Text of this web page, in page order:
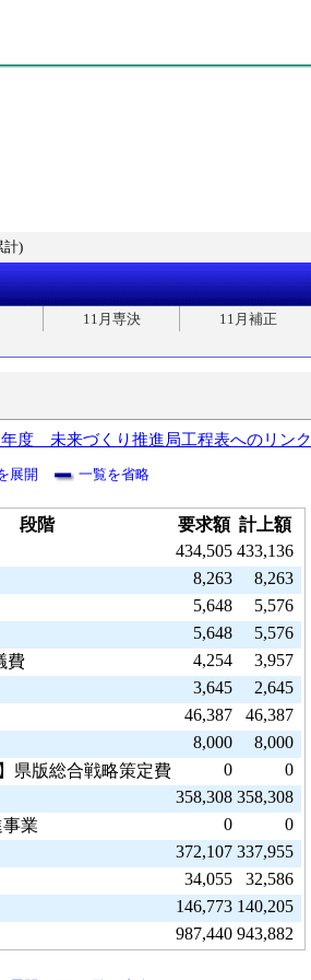
計)
11月専決
11月補正
度 未来づくり推進局工程表へのリンク
展開 一覧を省略
段階 要求額 計上額
434,505 433,136
8,263
8,263
5,648
5,576
5,648
5,576
費
4,254
3,957
3,645
2,645
46,387
46,387
8,000
8,000
県版総合戦略策定費
0
0
358,308 358,308
業
0
0
372,107 337,955
34,055
32,586
146,773 140,205
987,440 943,882